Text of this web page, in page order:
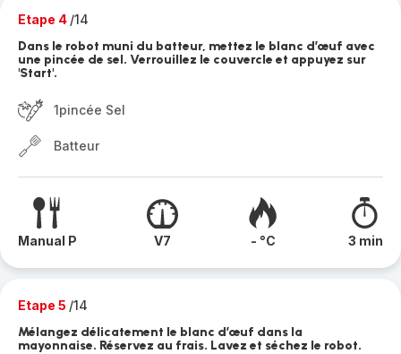
Etape 4 /14
Dans le robot muni du batteur, mettez le blanc d’œuf avec
une pincée de sel. Verrouillez le couvercle et appuyez sur
'Start'.
1pincée Sel
Batteur
Manual P V7 - °C 3 min
Etape 5 /14
Mélangez délicatement le blanc d’œuf dans la
mayonnaise. Réservez au frais. Lavez et séchez le robot.